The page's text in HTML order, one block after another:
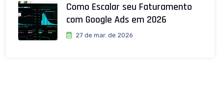
Como Escalar seu Faturamento
com Google Ads em 2026
27 de mar. de 2026